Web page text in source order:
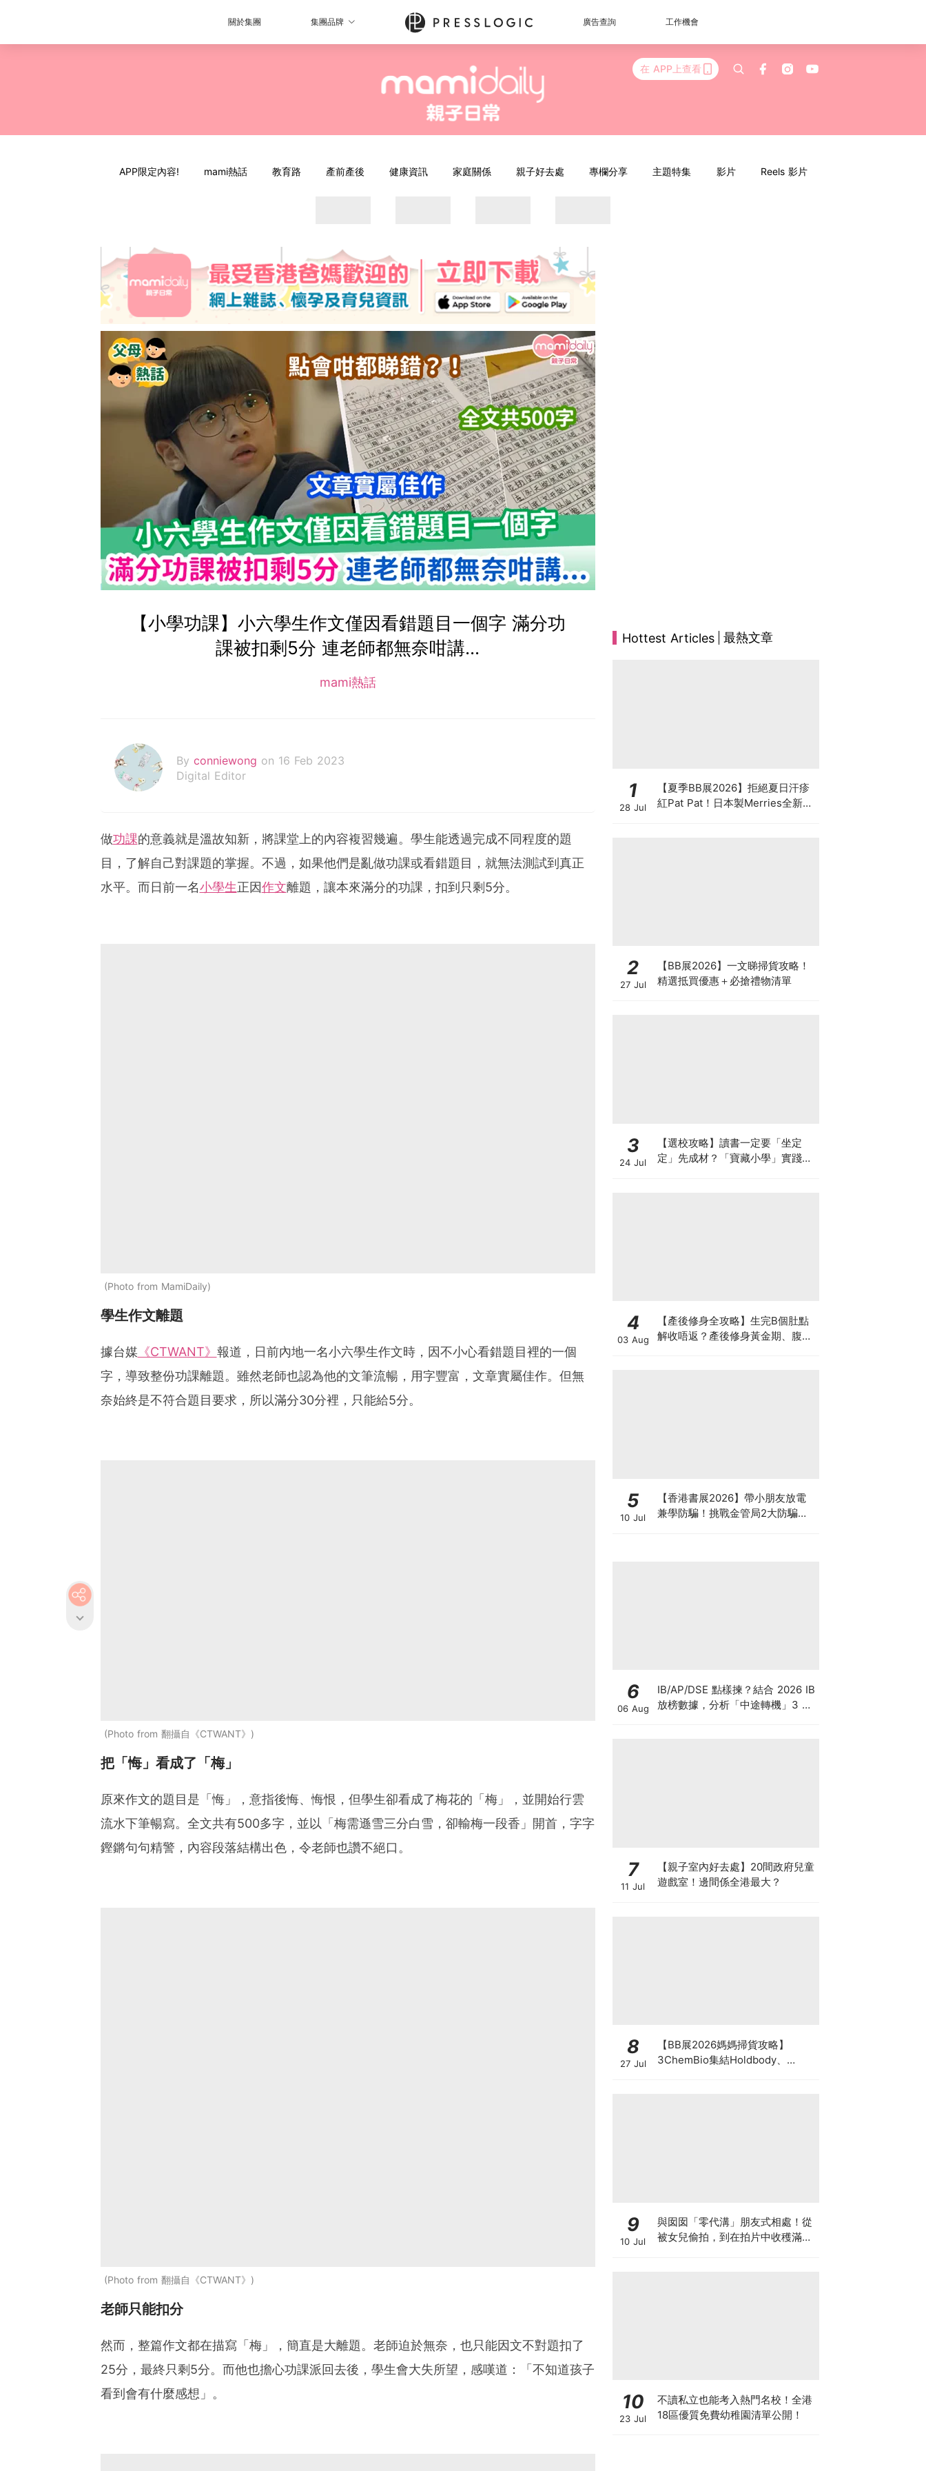
關於集團 集團品牌 廣告查詢 工作機會
在 APP上查看
APP限定內容! mami熱話 教育路 產前產後 健康資訊 家庭關係 親子好去處 專欄分享 主題特集 影片 Reels 影片
【小學功課】小六學生作文僅因看錯題目一個字 滿分功
課被扣剩5分 連老師都無奈咁講...
mami熱話
By conniewong on 16 Feb 2023
Digital Editor
做功課的意義就是溫故知新，將課堂上的內容複習幾遍。學生能透過完成不同程度的題
目，了解自己對課題的掌握。不過，如果他們是亂做功課或看錯題目，就無法測試到真正
水平。而日前一名小學生正因作文離題，讓本來滿分的功課，扣到只剩5分。
Photo from MamiDaily
學生作文離題
據台媒 《CTWANT》 報道，日前內地一名小六學生作文時，因不小心看錯題目裡的一個
字，導致整份功課離題。雖然老師也認為他的文筆流暢，用字豐富，文章實屬佳作。但無
奈始終是不符合題目要求，所以滿分30分裡，只能給5分。
Photo from 翻攝自《CTWANT》
把「悔」看成了「梅」
原來作文的題目是「悔」，意指後悔、悔恨，但學生卻看成了梅花的「梅」，並開始行雲
流水下筆暢寫。全文共有500多字，並以「梅需遜雪三分白雪，卻輸梅一段香」開首，字字
鏗鏘句句精警，內容段落結構出色，令老師也讚不絕口。
Photo from 翻攝自《CTWANT》
老師只能扣分
然而，整篇作文都在描寫「梅」，簡直是大離題。老師迫於無奈，也只能因文不對題扣了
25分，最終只剩5分。而他也擔心功課派回去後，學生會大失所望，感嘆道：「不知道孩子
看到會有什麼感想」。
Hottest Articles 最熱文章
1
28 Jul
【夏季BB展2026】拒絕夏日汗疹
紅Pat Pat！日本製Merries全新超
2
27 Jul
【BB展2026】一文睇掃貨攻略！
精選抵買優惠＋必搶禮物清單
3
24 Jul
【選校攻略】讀書一定要「坐定
定」先成材？「寶藏小學」實踐動
4
03 Aug
【產後修身全攻略】生完B個肚點
解收唔返？產後修身黃金期、腹直
5
10 Jul
【香港書展2026】帶小朋友放電
兼學防騙！挑戰金管局2大防騙遊
6
06 Aug
IB/AP/DSE 點樣揀？結合 2026 IB
放榜數據，分析「中途轉機」3 大
7
11 Jul
【親子室內好去處】20間政府兒童
遊戲室！邊間係全港最大？
8
27 Jul
【BB展2026媽媽掃貨攻略】
3ChemBio集結Holdbody、
9
10 Jul
與囡囡「零代溝」朋友式相處！從
被女兒偷拍，到在拍片中收穫滿足
10
23 Jul
不讀私立也能考入熱門名校！全港
18區優質免費幼稚園清單公開！